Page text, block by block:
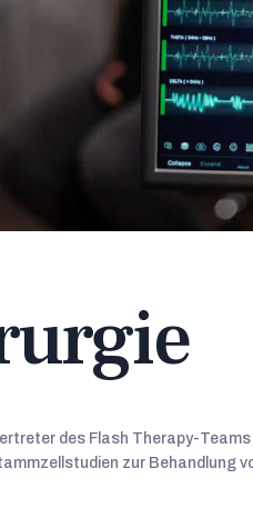
des Flash Therapy-
zur